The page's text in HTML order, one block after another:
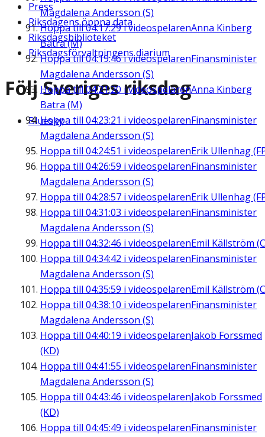
Magdalena Andersson (S)
Hoppa till04:17:29i videospelarenAnna Kinberg
Batra (M)
Hoppa till04:19:46i videospelarenFinansminister
Magdalena Andersson (S)
Hoppa till 04:21:20 i videospelarenAnna Kinberg
Batra (M)
Hoppa till 04:23:21 i videospelarenFinansminister
Magdalena Andersson (S)
Hoppa till 04:24:51 i videospelarenErik Ullenhag
Hoppa till 04:26:59 i videospelarenFinansminister
Magdalena Andersson (S)
Hoppa till 04:28:57 i videospelarenErik Ullenhag
Hoppa till 04:31:03 i videospelarenFinansminister
Magdalena Andersson (S)
Hoppa till 04:32:46 i videospelarenEmil Källström
Hoppa till 04:34:42 i videospelarenFinansminister
Magdalena Andersson (S)
Hoppa till 04:35:59 i videospelarenEmil Källström
Hoppa till 04:38:10 i videospelarenFinansminister
Magdalena Andersson (S)
Hoppa till 04:40:19 i videospelarenJakob Forssmed
(KD)
Hoppa till 04:41:55 i videospelarenFinansminister
Magdalena Andersson (S)
Hoppa till 04:43:46 i videospelarenJakob Forssmed
(KD)
Hoppa till 04:45:49 i videospelarenFinansminister
Press
Riksdagens öppna data
Riksdagsbiblioteket
Riksdagsförvaltningens diarium
Följ Sveriges riksdag
Bluesky